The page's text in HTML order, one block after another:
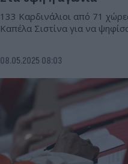
133 Καρδινάλιοι από 71
Καπέλα Σιστίνα για να
08.05.2025 08:03